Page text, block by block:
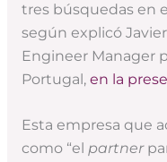
tres búsquedas en
según explicó
Engineer Manager
Portugal, en la
Esta empresa que
como “el partner